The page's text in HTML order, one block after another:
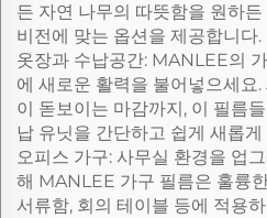
든 자연 나무의 따뜻함을 원하
비전에 맞는 옵션을 제공합니다.
옷장과 수납공간: MANLEE의
에 새로운 활력을 불어넣으세요
이 돋보이는 마감까지, 이 필름
납 유닛을 간단하고 쉽게 새롭
오피스 가구: 사무실 환경을 업
해 MANLEE 가구 필름은 훌륭
서류함, 회의 테이블 등에 적용